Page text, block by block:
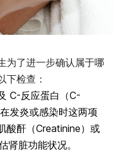
为了进一步确认属于哪
下检查：
C-反应蛋白（C-
发炎或感染时这两项
酸酐（Creatinine）或
肾脏功能状况。